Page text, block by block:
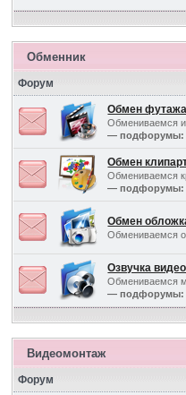
Обменник
Форум
Обмен
Обмениваемся
— подфорумы:
Обмен
Обмениваемся
— подфорумы:
Обмен
Обмениваемся
Озвучка видео
Обмениваемся
— подфорумы:
Видеомонтаж
Форум